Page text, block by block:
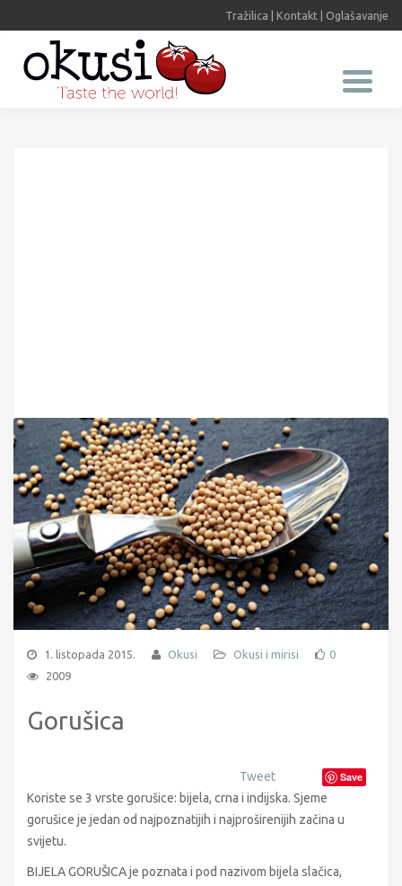
Tražilica Kontakt Oglašavanje
1. listopada 2015. Okusi Okusi i mirisi
0
2009
Gorušica
Tweet Save
Koriste se 3 vrste gorušice: bijela, crna i indijska. Sjeme
gorušice je jedan od najpoznatijih i najproširenijih začina u
svijetu.
BIJELA GORUŠICA je poznata i pod nazivom bijela slačica,